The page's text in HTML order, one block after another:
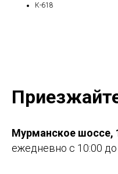
К-618
Мурманское шоссе,
ежедневно с 10:00 до